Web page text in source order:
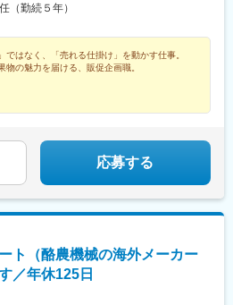
（勤続５年）
ではなく、「売れる仕掛け」を動かす仕事。
物の魅力を届ける、販促企画職。
応募する
ト（酪農機械の海外メーカー
／年休125日